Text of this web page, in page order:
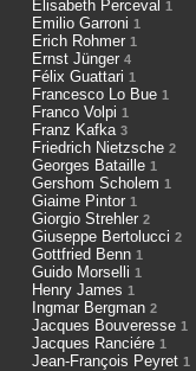
Elisabeth Perceval 1
Emilio Garroni 1
Erich Rohmer 1
Ernst Jünger 4
Félix Guattari 1
Francesco Lo Bue 1
Franco Volpi 1
Franz Kafka 3
Friedrich Nietzsche 2
Georges Bataille 1
Gershom Scholem 1
Giaime Pintor 1
Giorgio Strehler 2
Giuseppe Bertolucci 2
Gottfried Benn 1
Guido Morselli 1
Henry James 1
Ingmar Bergman 2
Jacques Bouveresse 1
Jacques Ranciére 1
Jean-François Peyret 1